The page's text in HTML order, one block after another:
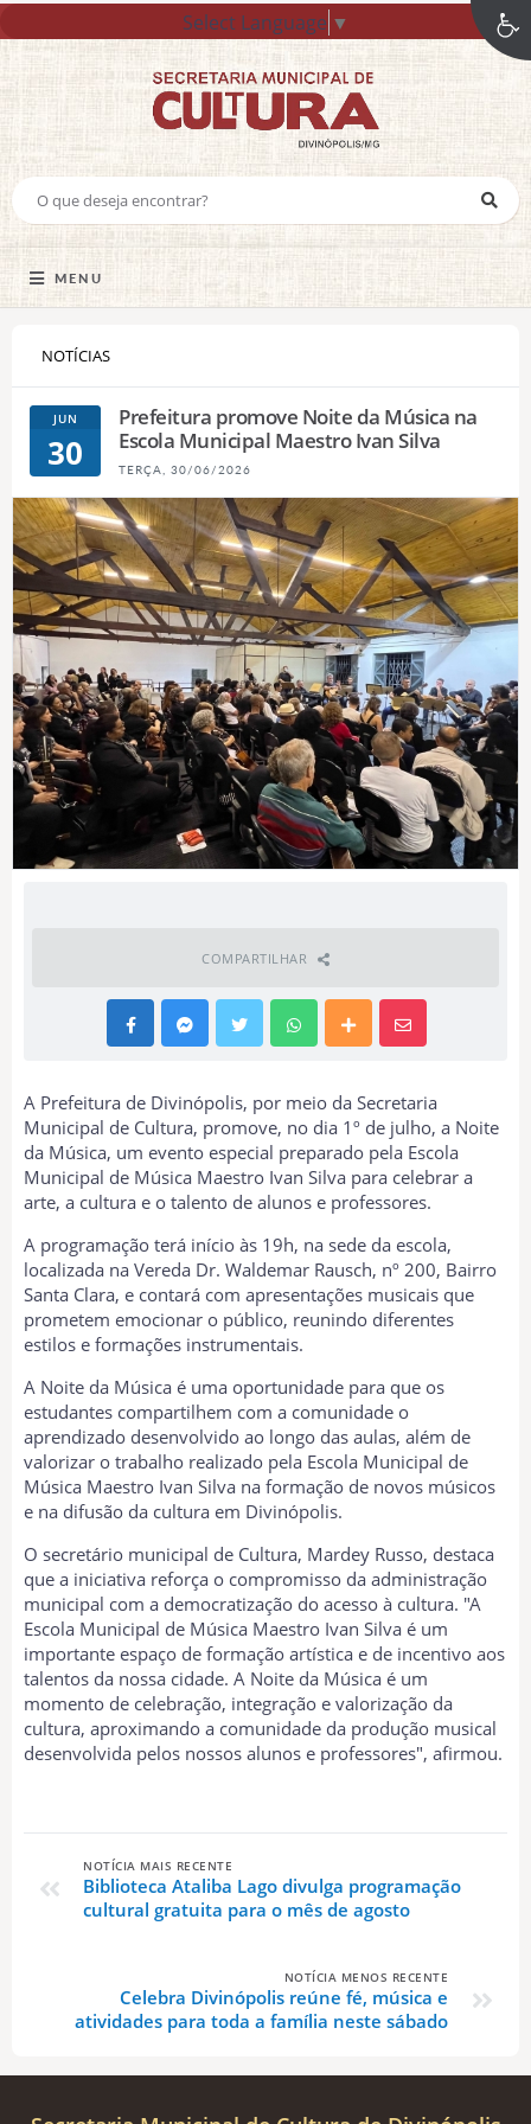
Select Language ▼
MENU
NOTÍCIAS
JUN
30
Prefeitura promove Noite da Música na
Escola Municipal Maestro Ivan Silva
TERÇA, 30/06/2026
COMPARTILHAR
A Prefeitura de Divinópolis, por meio da Secretaria
Municipal de Cultura, promove, no dia 1º de julho, a Noite
da Música, um evento especial preparado pela Escola
Municipal de Música Maestro Ivan Silva para celebrar a
arte, a cultura e o talento de alunos e professores.
A programação terá início às 19h, na sede da escola,
localizada na Vereda Dr. Waldemar Rausch, nº 200, Bairro
Santa Clara, e contará com apresentações musicais que
prometem emocionar o público, reunindo diferentes
estilos e formações instrumentais.
A Noite da Música é uma oportunidade para que os
estudantes compartilhem com a comunidade o
aprendizado desenvolvido ao longo das aulas, além de
valorizar o trabalho realizado pela Escola Municipal de
Música Maestro Ivan Silva na formação de novos músicos
e na difusão da cultura em Divinópolis.
O secretário municipal de Cultura, Mardey Russo, destaca
que a iniciativa reforça o compromisso da administração
municipal com a democratização do acesso à cultura. "A
Escola Municipal de Música Maestro Ivan Silva é um
importante espaço de formação artística e de incentivo aos
talentos da nossa cidade. A Noite da Música é um
momento de celebração, integração e valorização da
cultura, aproximando a comunidade da produção musical
desenvolvida pelos nossos alunos e professores", afirmou.
NOTÍCIA MAIS RECENTE
Biblioteca Ataliba Lago divulga programação
cultural gratuita para o mês de agosto
NOTÍCIA MENOS RECENTE
Celebra Divinópolis reúne fé, música e
atividades para toda a família neste sábado